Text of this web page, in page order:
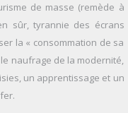
de masse (remède à
sûr, tyrannie des écrans
la « consommation de sa
naufrage de la modernité,
un apprentissage et un